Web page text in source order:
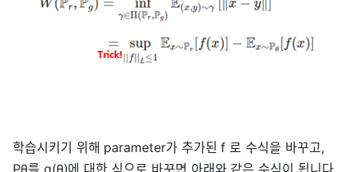
학습시키기 위해 parameter가 추가된 f 로 수식을 바꾸고,
Pθ를 g(θ)에 대한 식으로 바꾸면 아래와 같은 수식이 됩니다.